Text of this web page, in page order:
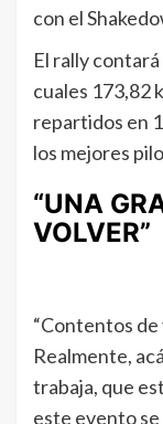
con el
El rally
cuales 173,82
repartidos en
los mejores
“UNA
VOLVER”
“Contentos de
Realmente,
trabaja, que
este evento